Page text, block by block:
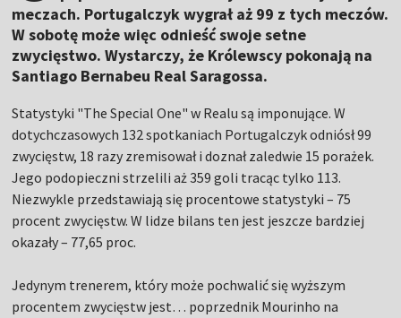
meczach. Portugalczyk wygrał aż 99 z tych meczów.
W sobotę może więc odnieść swoje setne
zwycięstwo. Wystarczy, że Królewscy pokonają na
Santiago Bernabeu Real Saragossa.
Statystyki "The Special One" w Realu są imponujące. W
dotychczasowych 132 spotkaniach Portugalczyk odniósł 99
zwycięstw, 18 razy zremisował i doznał zaledwie 15 porażek.
Jego podopieczni strzelili aż 359 goli tracąc tylko 113.
Niezwykle przedstawiają się procentowe statystyki – 75
procent zwycięstw. W lidze bilans ten jest jeszcze bardziej
okazały – 77,65 proc.
Jedynym trenerem, który może pochwalić się wyższym
procentem zwycięstw jest… poprzednik Mourinho na